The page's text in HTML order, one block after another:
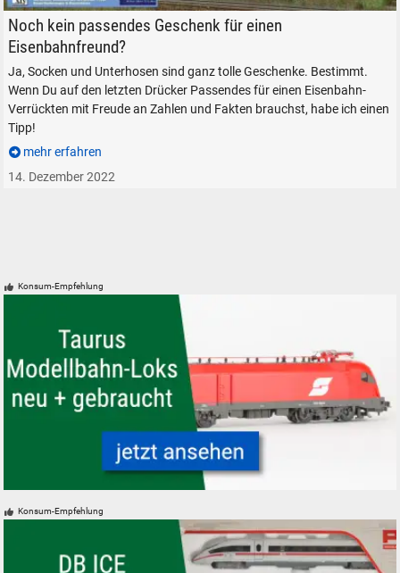
Lok-Vogel über die Baureihe E 10 - 110 von elektrolok.de
Noch kein passendes Geschenk für einen
Eisenbahnfreund?
Ja, Socken und Unterhosen sind ganz tolle Geschenke. Bestimmt.
Wenn Du auf den letzten Drücker Passendes für einen Eisenbahn-
Verrückten mit Freude an Zahlen und Fakten brauchst, habe ich einen
Tipp!
mehr erfahren
14. Dezember 2022
Konsum-Empfehlung
Konsum-Empfehlung